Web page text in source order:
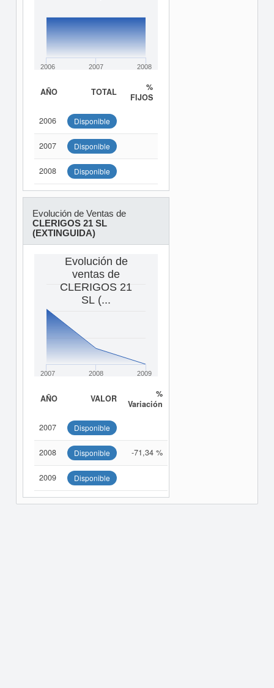
2006 2007 2008
AÑO TOTAL
%
FIJOS
2006 Disponible
2007 Disponible
2008 Disponible
Evolución de Ventas de
CLERIGOS 21 SL
(EXTINGUIDA)
Evolución de
ventas de
CLERIGOS 21
SL (...
2007 2008 2009
AÑO VALOR
%
Variación
2007 Disponible
2008 Disponible -71,34 %
2009 Disponible